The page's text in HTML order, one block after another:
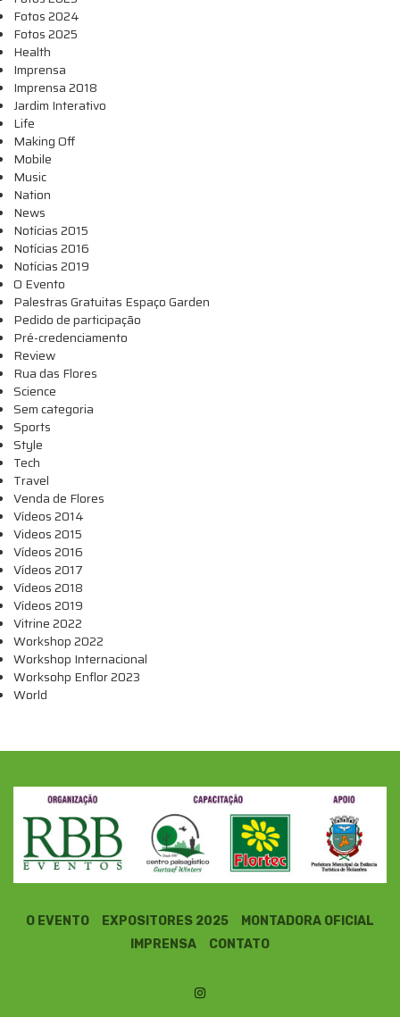
Fotos 2024
Fotos 2025
Health
Imprensa
Imprensa 2018
Jardim Interativo
Life
Making Off
Mobile
Music
Nation
News
Notícias 2015
Notícias 2016
Notícias 2019
O Evento
Palestras Gratuitas Espaço Garden
Pedido de participação
Pré-credenciamento
Review
Rua das Flores
Science
Sem categoria
Sports
Style
Tech
Travel
Venda de Flores
Vídeos 2014
Videos 2015
Vídeos 2016
Vídeos 2017
Vídeos 2018
Vídeos 2019
Vitrine 2022
Workshop 2022
Workshop Internacional
Worksohp Enflor 2023
World
O EVENTO EXPOSITORES 2025
MONTADORA OFICIAL
IMPRENSA
CONTATO